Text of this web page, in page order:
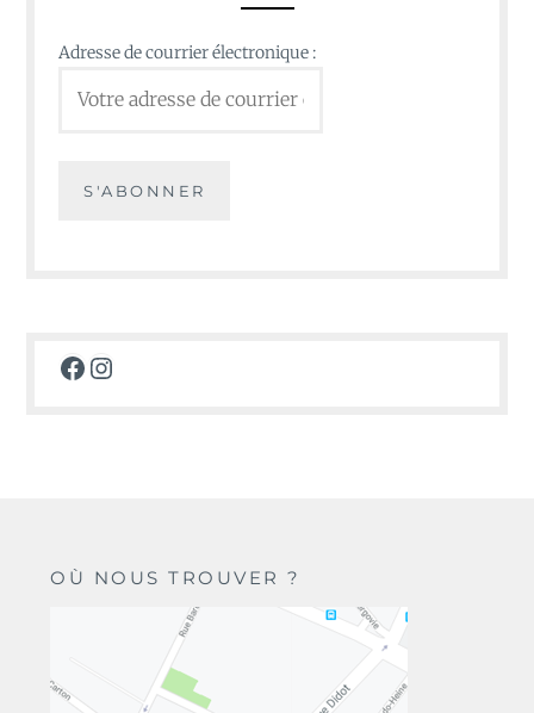
Adresse de courrier électronique :
Facebook
Instagram
OÙ NOUS TROUVER ?